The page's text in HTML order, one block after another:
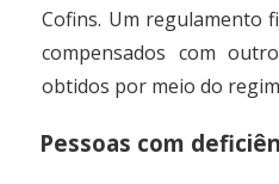
Cofins. Um regulamento
compensados com
obtidos por meio do
Pessoas com